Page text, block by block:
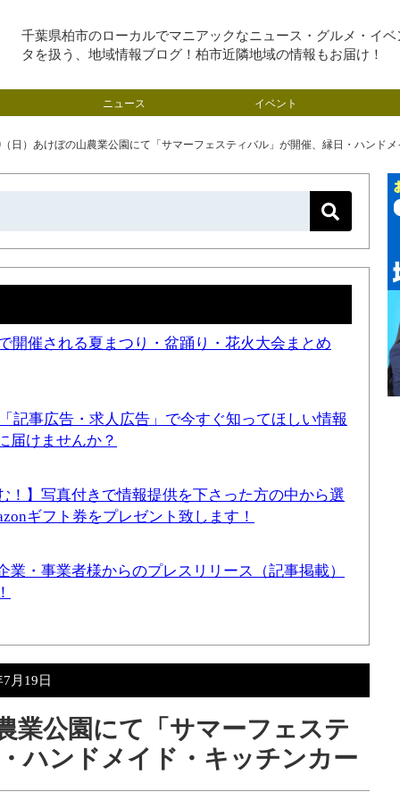
千葉県柏市のローカルでマニアックなニュース・グルメ・イ
タを扱う、地域情報ブログ！柏市近隣地域の情報もお届け！
ニュース イベント
日）あけぼの山農業公園にて「サマーフェスティバル」が開催、縁日・ハンド
開催される夏まつり・盆踊り・花火大会まとめ
記事広告・求人広告」で今すぐ知ってほしい情報
届けませんか？
！】写真付きで情報提供を下さった方の中から選
ギフト券をプレゼント致します！
業・事業者様からのプレスリリース（記事掲載）
月19日
業公園にて「サマーフェステ
ハンドメイド・キッチンカー